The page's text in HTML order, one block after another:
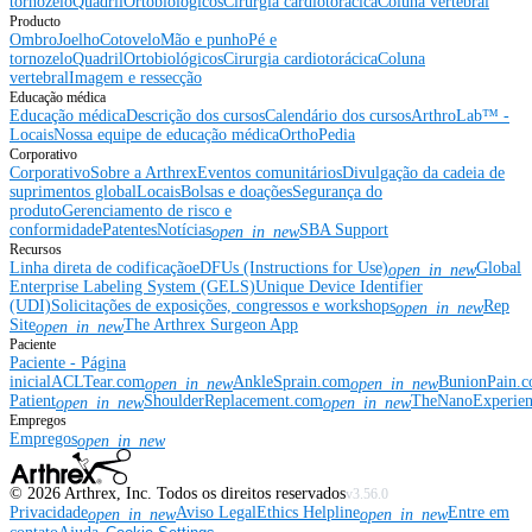
Producto
OmbroJoelhoCotoveloMão e punhoPé e
tornozeloQuadrilOrtobiológicosCirurgia cardiotorácicaColuna
vertebralImagem e ressecção
Educação médica
Educação médicaDescrição dos cursosCalendário dos cursosArthroLab™ -
LocaisNossa equipe de educação médicaOrthoPedia
Corporativo
CorporativoSobre a ArthrexEventos comunitáriosDivulgação da cadeia de
suprimentos globalLocaisBolsas e doaçõesSegurança do
produtoGerenciamento de risco e
conformidadePatentesNotíciasopen_in_newSBA Support
Recursos
Linha direta de codificaçãoeDFUs (Instructions for Use)open_in_newGlobal
Enterprise Labeling System (GELS)Unique Device Identifier
(UDI)Solicitações de exposições, congressos e workshopsopen_in_newRep
Siteopen_in_newThe Arthrex Surgeon App
Paciente
Paciente - Página
inicialACLTear.comopen_in_newAnkleSprain.comopen_in_new
Patientopen_in_newShoulderReplacement.comopen_in_new
Empregos
Empregosopen_in_new
© 2026 Arthrex, Inc. Todos os direitos reservadosv3.56.0
Privacidadeopen_in_newAviso LegalEthics Helplineopen_in_newEntre em